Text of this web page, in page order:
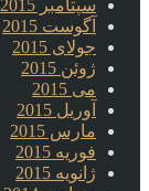
سپتامبر 2015
آگوست 2015
جولای 2015
ژوئن 2015
می 2015
آوریل 2015
مارس 2015
فوریه 2015
ژانویه 2015